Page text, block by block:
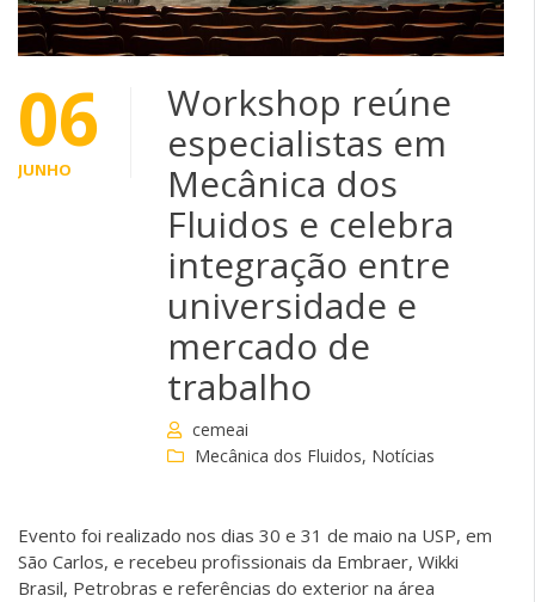
06
JUNHO
Workshop reúne
especialistas em
Mecânica dos
Fluidos e celebra
integração entre
universidade e
mercado de
trabalho
cemeai
Mecânica dos Fluidos, Notícias
Evento foi realizado nos dias 30 e 31 de maio na USP, em
São Carlos, e recebeu profissionais da Embraer, Wikki
Brasil, Petrobras e referências do exterior na área